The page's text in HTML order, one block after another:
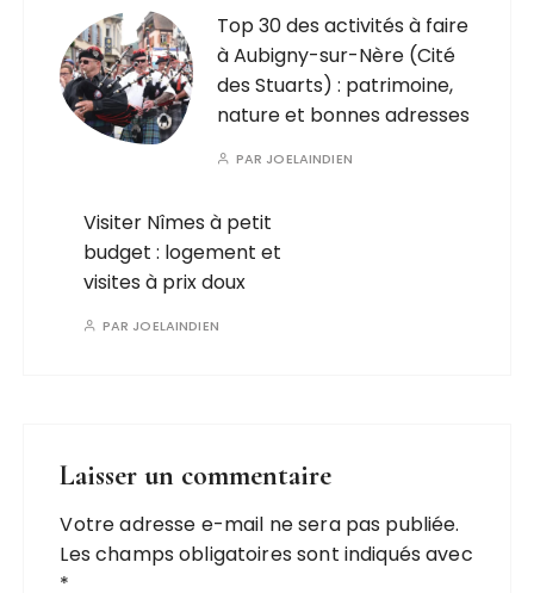
Top 30 des activités à faire
à Aubigny-sur-Nère (Cité
des Stuarts) : patrimoine,
nature et bonnes adresses
PAR JOELAINDIEN
Visiter Nîmes à petit
budget : logement et
visites à prix doux
PAR JOELAINDIEN
Laisser un commentaire
Votre adresse e-mail ne sera pas publiée.
Les champs obligatoires sont indiqués avec
*